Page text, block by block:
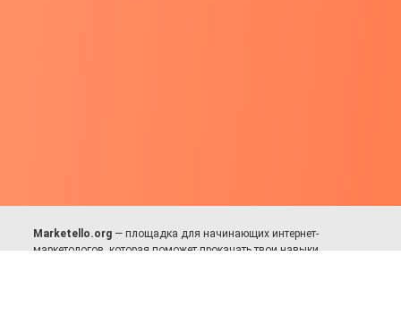
Marketello.org — площадка для начинающих интернет-
маркетологов, которая поможет прокачать твои навыки.